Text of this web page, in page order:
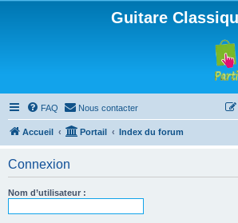
Guitare
FAQ Nous contacter
Accueil Portail Index du forum
Connexion
Nom d’utilisateur :